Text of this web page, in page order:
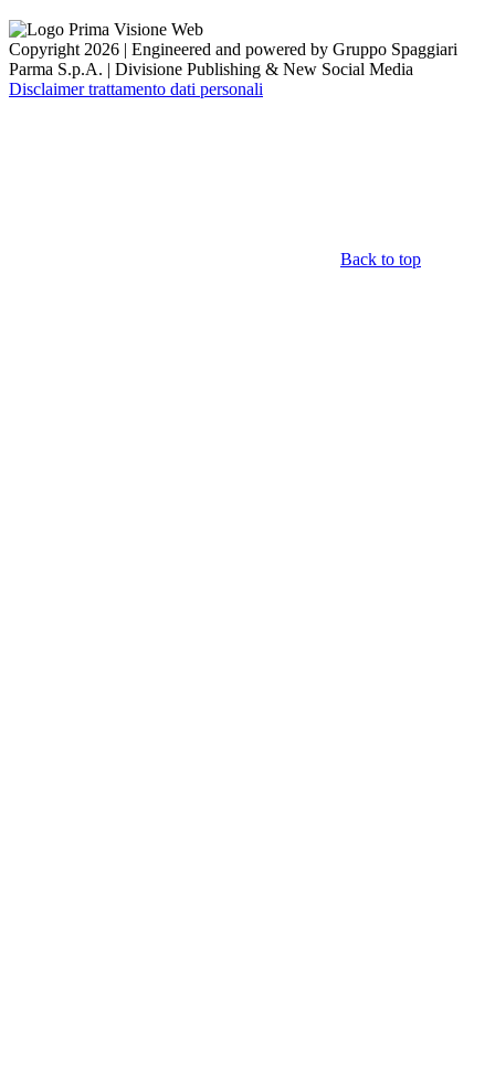
Copyright 2026 | Engineered and powered by Gruppo Spaggiari
Parma S.p.A. | Divisione Publishing & New Social Media
Disclaimer trattamento dati personali
Back to top